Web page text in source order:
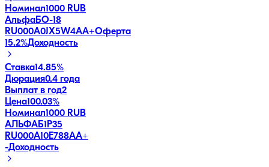
Номинал1000 RUB
АльфаБО-18
RU000A0JX5W4AA+Оферта
15.2%Доходность
Ставка14.85%
Дюрация0.4 года
Выплат в год2
Цена100.03%
Номинал1000 RUB
АЛЬФАБ1Р35
RU000A10E788AA+
-Доходность